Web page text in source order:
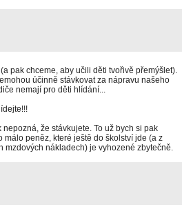
pak chceme, aby učili děti tvořivě přemýšlet).
účinně stávkovat za nápravu našeho
nemají pro děti hlídání...
že stávkujete. To už bych si pak
málo peněz, které ještě do školství jde (a z
mzdových nákladech) je vyhozené zbytečně.